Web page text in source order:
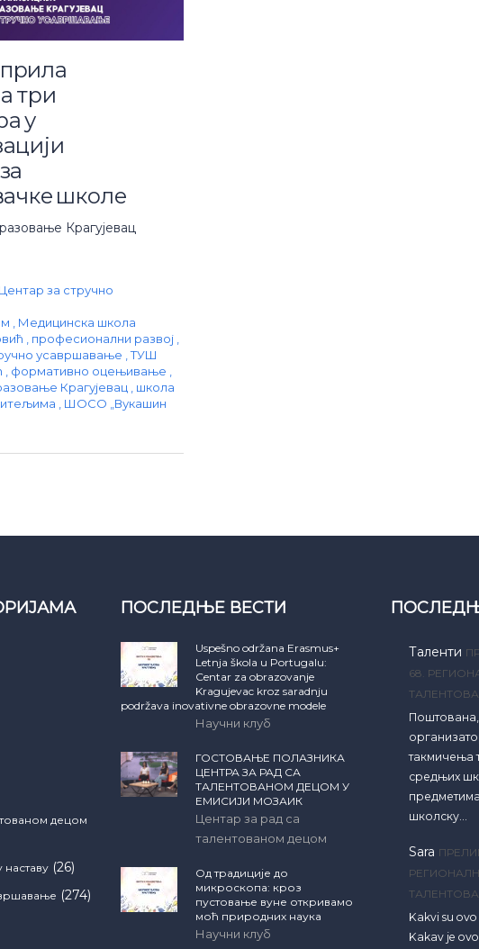
три
у
школе
Крагујевац
Центар за стручно
Медицинска школа
професионални развој
усавршавање
ТУШ
формативно оцењивање
Крагујевац
школа
ШОСО „Вукашин
децом
наставу (26)
(274)
ПОСЛЕДЊЕ ВЕСТИ
Uspešno održana Erasmus+
Letnja škola u Portugalu:
Centar za obrazovanje
Kragujevac kroz saradnju
podržava inovativne obrazovne modele
Научни клуб
ГОСТОВАЊЕ ПОЛАЗНИКА
ЦЕНТРА ЗА РАД СА
ТАЛЕНТОВАНОМ ДЕЦОМ У
ЕМИСИЈИ МОЗАИК
Центар за рад са
талентованом децом
Од традиције до
микроскопа: кроз
пустовање вуне откривамо
моћ природних наука
Научни клуб
Таленти
68.
Поштована,
такмичења
средњих
школску…
Sara
Kakvi su
Kakav je